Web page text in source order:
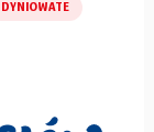
DYNIOWATE